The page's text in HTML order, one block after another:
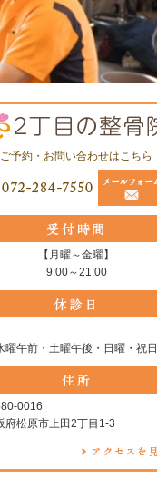
ご予約・お問い合わせはこちら
【月曜～金曜】
9:00～21:00
曜午前・土曜午後・日曜・祝日
0016
府松原市上田2丁目1-3